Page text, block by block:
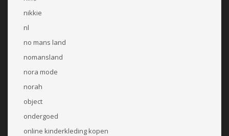
nikkie
nl
no mans land
nomansland
nora mode
norah
object
ondergoed
online kinderkleding kopen